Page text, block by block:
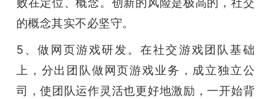
的概念其实不必坚守。
5、做网页游戏研发。在社交游戏团队基础
上，分出团队做网页游戏业务，成立独立公
司，使团队运作灵活也更好地激励，一开始背